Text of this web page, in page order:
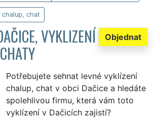
chalup, chat
Objednat
VYKLIZENÍ
Potřebujete sehnat levné vyklízení
chalup, chat v obci Dačice a hledáte
spolehlivou firmu, která vám toto
vyklízení v Dačicích zajistí?